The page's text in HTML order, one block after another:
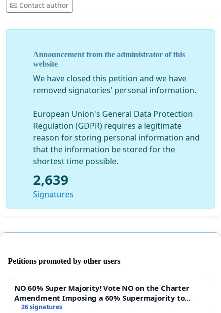
1- دکترایرج فاضل
2- دکتر علی نوبخت
5- دکتر کورش هلاکویی
7- دکتر بهروز برومند
8- دکتر محمد بیات
9- دکتر محمدتقی جغتایی
11- دکتر شهریار خاقانی
14- دکتر محمدجواد رسایی
15- دکتر بابک زمانی
16- دکتر امید سبزواری
Contact author
Announcement from the administrator of this
website
We have closed this petition and we have
removed signatories' personal information.
European Union's General Data Protection
Regulation (GDPR) requires a legitimate
reason for storing personal information and
that the information be stored for the
shortest time possible.
2,639
Signatures
Petitions promoted by other users
NO 60% Super Majority! Vote NO on the Charter
Amendment Imposing a 60% Supermajority to
Overturn Town Meeting Budget Vote
26 signatures